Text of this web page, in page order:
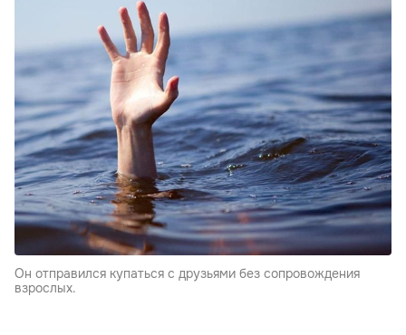
Он отправился купаться с друзьями без сопровождения
взрослых.